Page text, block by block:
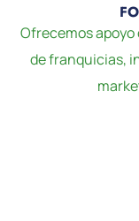
Ofrecemos
de franquicias,